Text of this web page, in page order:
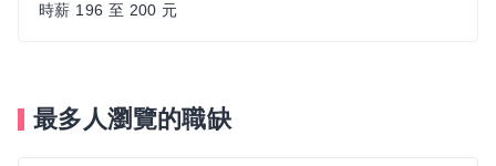
時薪 196 至 200 元
最多人瀏覽的職缺